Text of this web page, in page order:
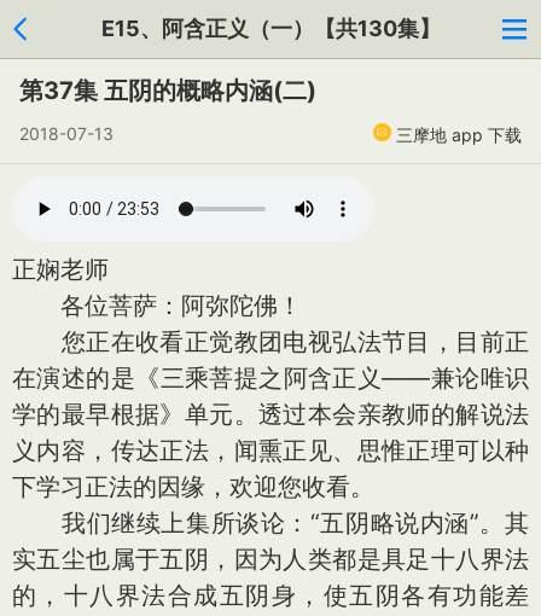
E15、阿含正义（一）【共130集】
第37集 五阴的概略内涵(二)
2018-07-13 三摩地 app 下载
正娴老师
各位菩萨：阿弥陀佛！
您正在收看正觉教团电视弘法节目，目前正
在演述的是《三乘菩提之阿含正义——兼论唯识
学的最早根据》单元。透过本会亲教师的解说法
义内容，传达正法，闻熏正见、思惟正理可以种
下学习正法的因缘，欢迎您收看。
我们继续上集所谈论：“五阴略说内涵”。其
实五尘也属于五阴，因为人类都是具足十八界法
的，十八界法合成五阴身，使五阴各有功能差